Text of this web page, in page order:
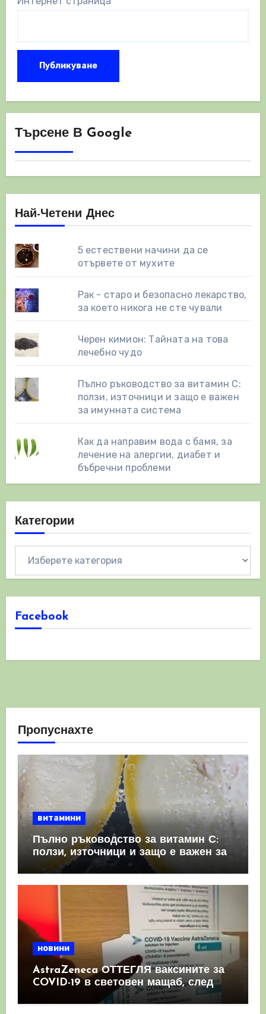
Търсене В Google
Най-Четени Днес
5 естествени начини да се
отървете от мухите
Рак - старо и безопасно лекарство,
за което никога не сте чували
Черен кимион: Тайната на това
лечебно чудо
Пълно ръководство за витамин С:
ползи, източници и защо е важен
за имунната система
Как да направим вода с бамя, за
лечение на алергии, диабет и
бъбречни проблеми
Категории
Facebook
Пропуснахте
витамини
Пълно ръководство за витамин С:
ползи, източници и защо е важен за
имунната система
новини
AstraZeneca ОТТЕГЛЯ ваксините за
COVID-19 в световен мащаб, след
като призна, че те причиняват
КРЪВНИ съсиреци